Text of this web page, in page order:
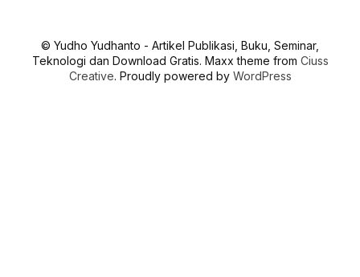
© Yudho Yudhanto - Artikel Publikasi, Buku, Seminar,
Teknologi dan Download Gratis. Maxx theme from Ciuss
Creative. Proudly powered by WordPress